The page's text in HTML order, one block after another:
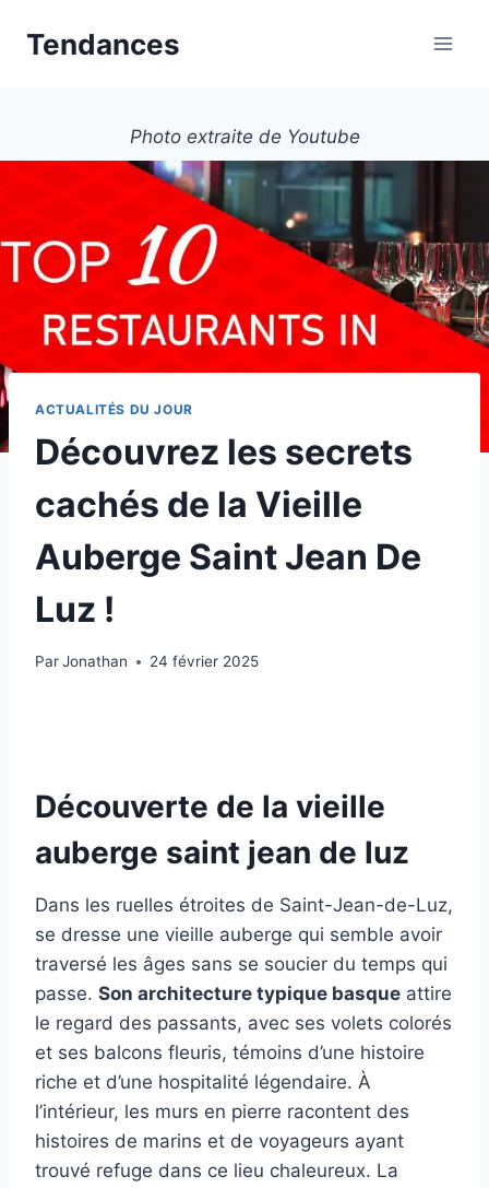
Tendances
Photo extraite de Youtube
ACTUALITÉS DU JOUR
Découvrez les secrets
cachés de la Vieille
Auberge Saint Jean De
Luz !
ParJonathan 24 février 2025
Découverte de la vieille
auberge saint jean de luz
Dans les ruelles étroites de Saint-Jean-de-Luz,
se dresse une vieille auberge qui semble avoir
traversé les âges sans se soucier du temps qui
passe. Son architecture typique basque attire
le regard des passants, avec ses volets colorés
et ses balcons fleuris, témoins d’une histoire
riche et d’une hospitalité légendaire. À
l’intérieur, les murs en pierre racontent des
histoires de marins et de voyageurs ayant
trouvé refuge dans ce lieu chaleureux. La